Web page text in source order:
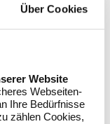
Über Cookies
Website
Webseiten-
Ihre Bedürfnisse
zählen Cookies,
und
haben Sie
oder direkt mit